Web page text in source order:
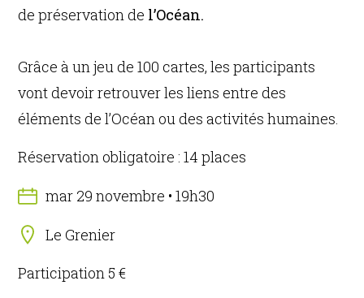
de préservation de l’Océan.
Grâce à un jeu de 100 cartes, les participants
vont devoir retrouver les liens entre des
éléments de l’Océan ou des activités humaines.
Réservation obligatoire : 14 places
mar 29 novembre • 19h30
Le Grenier
Participation 5 €